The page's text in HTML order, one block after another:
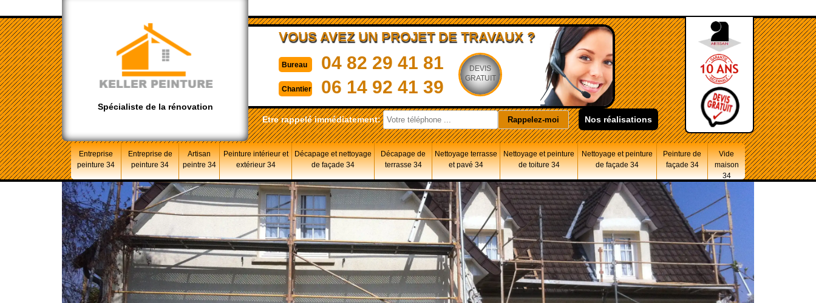
Spécialiste de la rénovation
VOUS AVEZ UN PROJET DE TRAVAUX ?
Bureau 04 82 29 41 81
Chantier 06 14 92 41 39
DEVIS
GRATUIT
Etre rappelé immédiatement: Nos réalisations
Entreprise
peinture 34
Entreprise de
peinture 34
Artisan
peintre 34
Peinture intérieur et
extérieur 34
Décapage et nettoyage
de façade 34
Décapage de
terrasse 34
Nettoyage terrasse
et pavé 34
Nettoyage et peinture
de toiture 34
Nettoyage et peinture
de façade 34
Peinture de
façade 34
Vide
maison
34